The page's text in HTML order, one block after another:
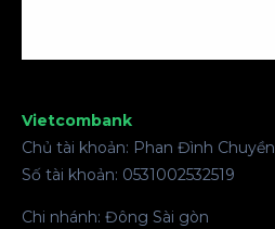
Vietcombank
Chủ tài khoản: Phan Đình Chuyền
Số tài khoản: 0531002532519
Chi nhánh: Đông Sài gòn